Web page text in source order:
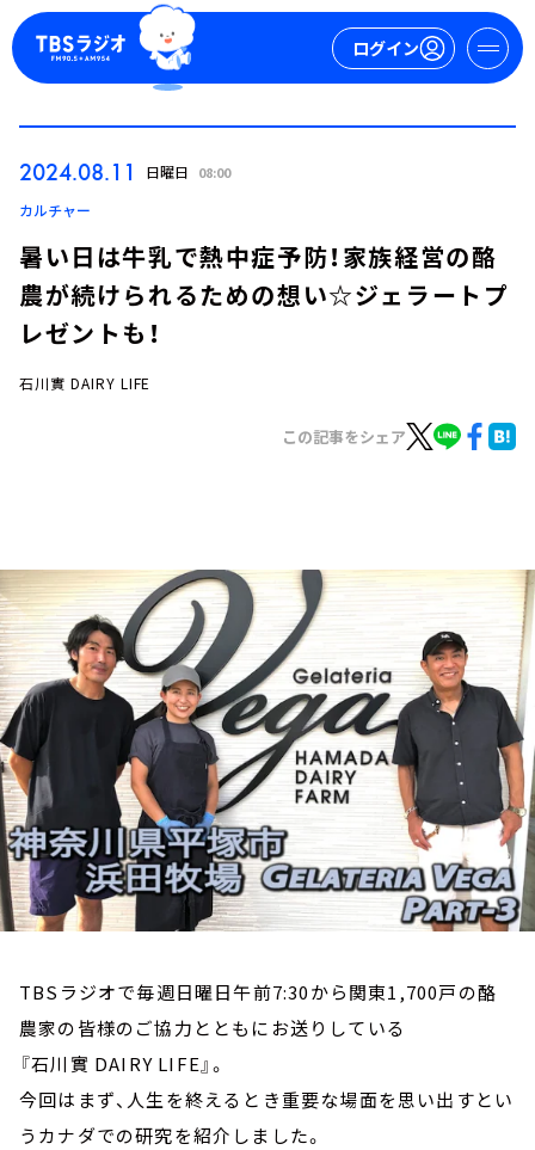
ログイン
イベント・グッズ
YouTube
会社情報
2024.08.11 日曜日 08:00
カルチャー
暑い日は牛乳で熱中症予防！家族経営の酪
農が続けられるための想い☆ジェラートプ
レゼントも！
石川實 DAIRY LIFE
この記事をシェア
TBSラジオで毎週日曜日午前7:30から関東1,700戸の酪
農家の皆様のご協力とともにお送りしている
『石川實 DAIRY LIFE』。
今回はまず、人生を終えるとき重要な場面を思い出すとい
うカナダでの研究を紹介しました。